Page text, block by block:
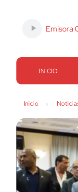
Emisora
INICIO
Inicio